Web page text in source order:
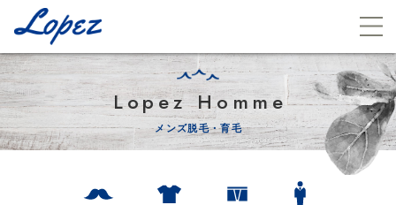
Lopez Homme
メンズ脱毛・育毛